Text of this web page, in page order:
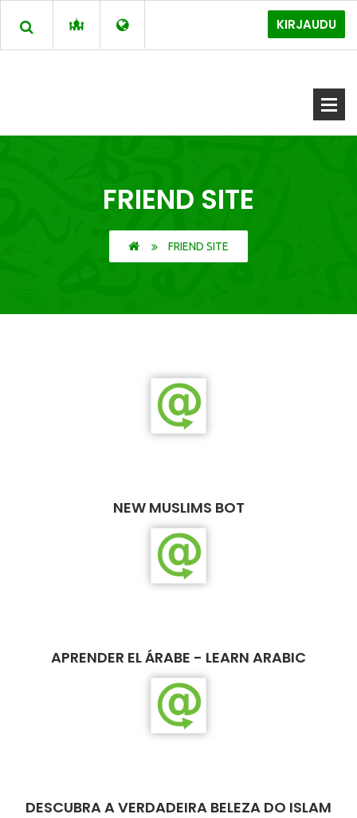
KIRJAUDU
FRIEND SITE
FRIEND SITE
NEW MUSLIMS BOT
APRENDER EL ÁRABE - LEARN ARABIC
DESCUBRA A VERDADEIRA BELEZA DO ISLAM